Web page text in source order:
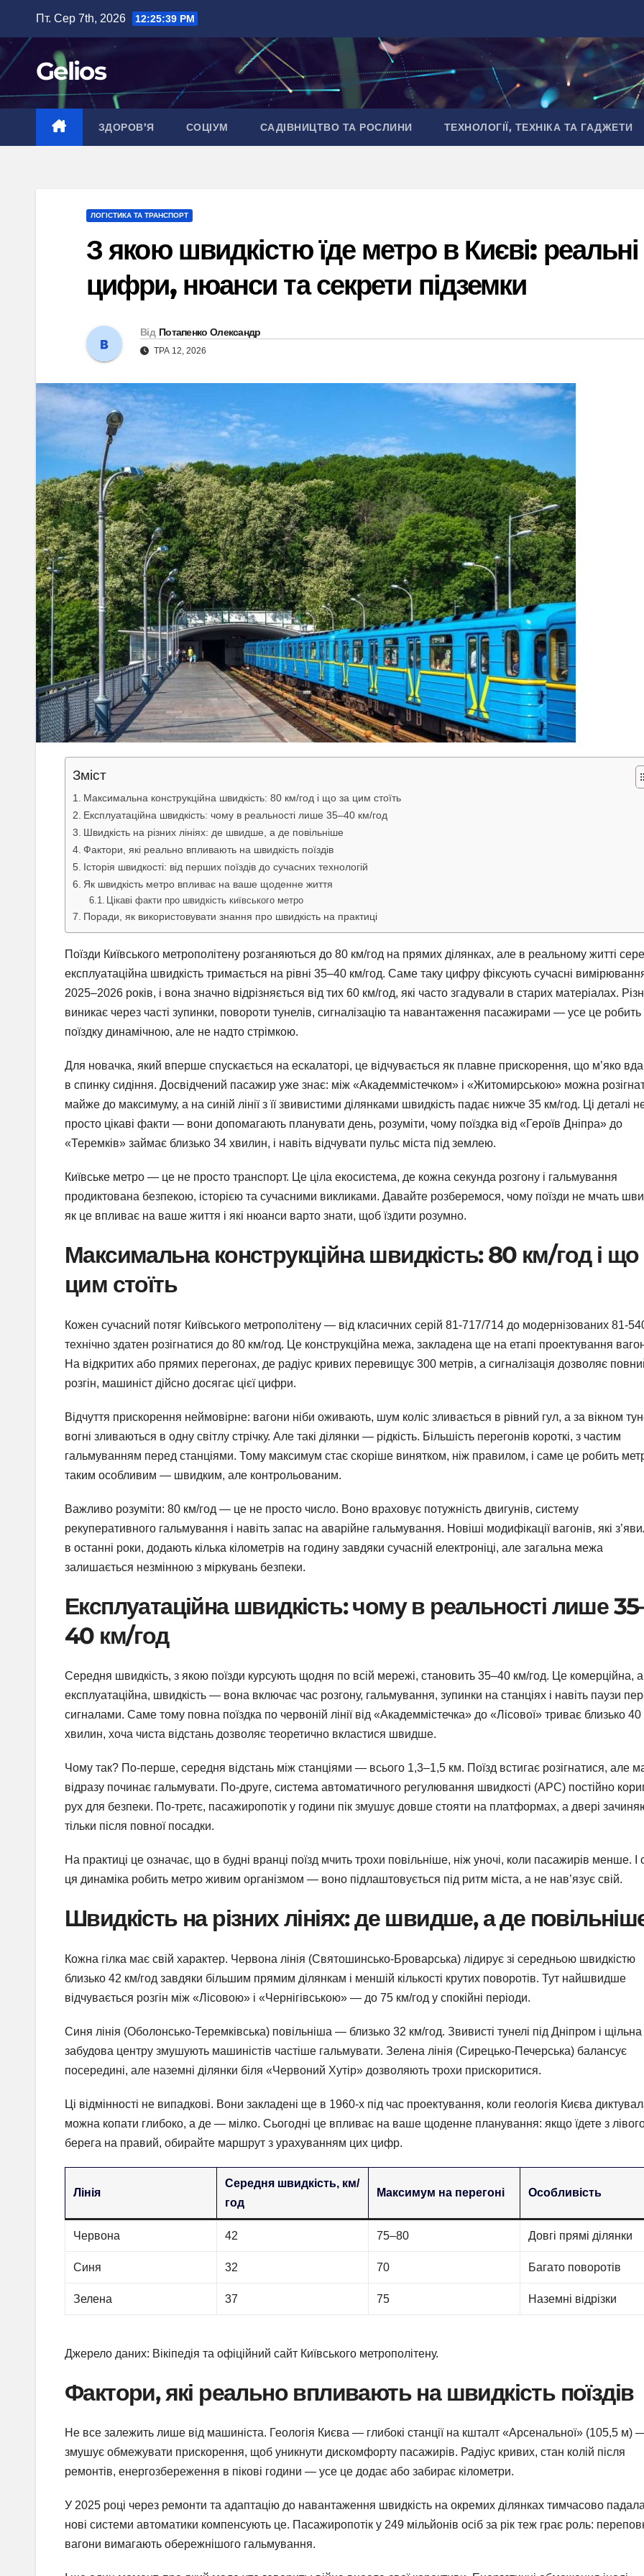
вмісту
Пт. Сер 7th, 2026 12:25:40 PM
Gelios
ЗДОРОВ’Я СОЦІУМ САДІВНИЦТВО ТА РОСЛИНИ ТЕХНОЛОГІЇ, ТЕХНІКА ТА ГАДЖЕТИ
ЛОГІСТИКА ТА ТРАНСПОРТ
З якою швидкістю їде метро в Києві: реальні
цифри, нюанси та секрети підземки
Від Потапенко Олександр
ТРА 12, 2026
Зміст
Максимальна конструкційна швидкість: 80 км/год і що за цим стоїть
Експлуатаційна швидкість: чому в реальності лише 35–40 км/год
Швидкість на різних лініях: де швидше, а де повільніше
Фактори, які реально впливають на швидкість поїздів
Історія швидкості: від перших поїздів до сучасних технологій
Як швидкість метро впливає на ваше щоденне життя
Цікаві факти про швидкість київського метро
Поради, як використовувати знання про швидкість на практиці
Поїзди Київського метрополітену розганяються до 80 км/год на прямих ділянках, але в реальному житті
експлуатаційна швидкість тримається на рівні 35–40 км/год. Саме таку цифру фіксують сучасні
2025–2026 років, і вона значно відрізняється від тих 60 км/год, які часто згадували в старих матеріалах.
виникає через часті зупинки, повороти тунелів, сигналізацію та навантаження пасажирами — усе це робить
поїздку динамічною, але не надто стрімкою.
Для новачка, який вперше спускається на ескалаторі, це відчувається як плавне прискорення, що м’яко
в спинку сидіння. Досвідчений пасажир уже знає: між «Академмістечком» і «Житомирською» можна
майже до максимуму, а на синій лінії з її звивистими ділянками швидкість падає нижче 35 км/год. Ці деталі
просто цікаві факти — вони допомагають планувати день, розуміти, чому поїздка від «Героїв Дніпра» до
«Теремків» займає близько 34 хвилин, і навіть відчувати пульс міста під землею.
Київське метро — це не просто транспорт. Це ціла екосистема, де кожна секунда розгону і гальмування
продиктована безпекою, історією та сучасними викликами. Давайте розберемося, чому поїзди не мчать
як це впливає на ваше життя і які нюанси варто знати, щоб їздити розумно.
Максимальна конструкційна швидкість: 80 км/год і що
цим стоїть
Кожен сучасний потяг Київського метрополітену — від класичних серій 81-717/714 до модернізованих 81-
технічно здатен розігнатися до 80 км/год. Це конструкційна межа, закладена ще на етапі проектування
На відкритих або прямих перегонах, де радіус кривих перевищує 300 метрів, а сигналізація дозволяє
розгін, машиніст дійсно досягає цієї цифри.
Відчуття прискорення неймовірне: вагони ніби оживають, шум коліс зливається в рівний гул, а за вікном
вогні зливаються в одну світлу стрічку. Але такі ділянки — рідкість. Більшість перегонів короткі, з частим
гальмуванням перед станціями. Тому максимум стає скоріше винятком, ніж правилом, і саме це робить
таким особливим — швидким, але контрольованим.
Важливо розуміти: 80 км/год — це не просто число. Воно враховує потужність двигунів, систему
рекуперативного гальмування і навіть запас на аварійне гальмування. Новіші модифікації вагонів, які
в останні роки, додають кілька кілометрів на годину завдяки сучасній електроніці, але загальна межа
залишається незмінною з міркувань безпеки.
Експлуатаційна швидкість: чому в реальності лише
40 км/год
Середня швидкість, з якою поїзди курсують щодня по всій мережі, становить 35–40 км/год. Це комерційна,
експлуатаційна, швидкість — вона включає час розгону, гальмування, зупинки на станціях і навіть паузи
сигналами. Саме тому повна поїздка по червоній лінії від «Академмістечка» до «Лісової» триває близько 40
хвилин, хоча чиста відстань дозволяє теоретично вкластися швидше.
Чому так? По-перше, середня відстань між станціями — всього 1,3–1,5 км. Поїзд встигає розігнатися, але
відразу починає гальмувати. По-друге, система автоматичного регулювання швидкості (АРС) постійно
рух для безпеки. По-третє, пасажиропотік у години пік змушує довше стояти на платформах, а двері
тільки після повної посадки.
На практиці це означає, що в будні вранці поїзд мчить трохи повільніше, ніж уночі, коли пасажирів менше. І
ця динаміка робить метро живим організмом — воно підлаштовується під ритм міста, а не нав’язує свій.
Швидкість на різних лініях: де швидше, а де
Кожна гілка має свій характер. Червона лінія (Святошинсько-Броварська) лідирує зі середньою швидкістю
близько 42 км/год завдяки більшим прямим ділянкам і меншій кількості крутих поворотів. Тут найшвидше
відчувається розгін між «Лісовою» і «Чернігівською» — до 75 км/год у спокійні періоди.
Синя лінія (Оболонсько-Теремківська) повільніша — близько 32 км/год. Звивисті тунелі під Дніпром і щільна
забудова центру змушують машиністів частіше гальмувати. Зелена лінія (Сирецько-Печерська) балансує
посередині, але наземні ділянки біля «Червоний Хутір» дозволяють трохи прискоритися.
Ці відмінності не випадкові. Вони закладені ще в 1960-х під час проектування, коли геологія Києва
можна копати глибоко, а де — мілко. Сьогодні це впливає на ваше щоденне планування: якщо їдете з
берега на правий, обирайте маршрут з урахуванням цих цифр.
Лінія
Середня швидкість, км/
год
Максимум на перегоні Особливість
Червона 42 75–80 Довгі прямі ділянки
Синя 32 70 Багато поворотів
Зелена 37 75 Наземні відрізки
Джерело даних: Вікіпедія та офіційний сайт Київського метрополітену.
Фактори, які реально впливають на швидкість поїздів
Не все залежить лише від машиніста. Геологія Києва — глибокі станції на кшталт «Арсенальної» (105,5 м)
змушує обмежувати прискорення, щоб уникнути дискомфорту пасажирів. Радіус кривих, стан колій після
ремонтів, енергозбереження в пікові години — усе це додає або забирає кілометри.
У 2025 році через ремонти та адаптацію до навантаження швидкість на окремих ділянках тимчасово
нові системи автоматики компенсують це. Пасажиропотік у 249 мільйонів осіб за рік теж грає роль:
вагони вимагають обережнішого гальмування.